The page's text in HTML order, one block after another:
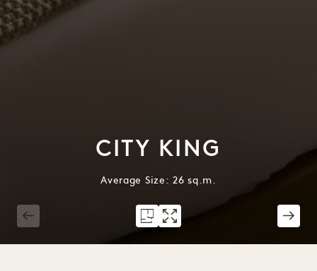
CITY KING
Average Size: 26 sq.m.